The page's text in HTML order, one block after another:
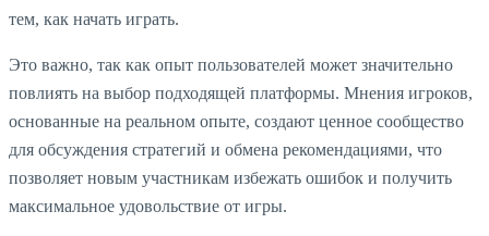
тем, как начать играть.
Это важно, так как опыт пользователей может значительно
повлиять на выбор подходящей платформы. Мнения игроков,
основанные на реальном опыте, создают ценное сообщество
для обсуждения стратегий и обмена рекомендациями, что
позволяет новым участникам избежать ошибок и получить
максимальное удовольствие от игры.